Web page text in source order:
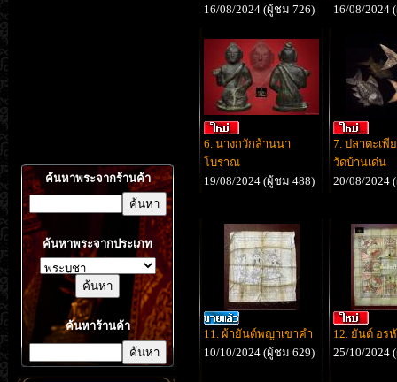
ค้นหาพระจากร้านค้า
ค้นหาพระจากประเภท
ค้นหาร้านค้า
16/08/2024 (ผู้ชม 726)
16/08/2024
6. นางกวักล้านนา
โบราณ
19/08/2024 (ผู้ชม 488)
7. ปลาตะเพี
วัดบ้านเด่น
20/08/2024
11. ผ้ายันต์พญาเขาคำ
10/10/2024 (ผู้ชม 629)
12. ยันต์ อร
25/10/2024